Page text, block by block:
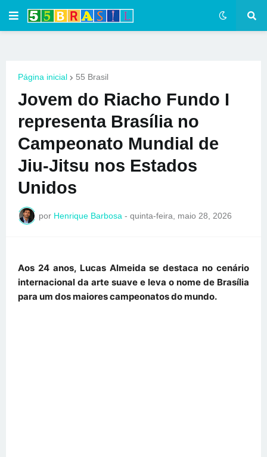
Página inicial 55 Brasil
Jovem do Riacho Fundo I
representa Brasília no
Campeonato Mundial de
Jiu-Jitsu nos Estados
Unidos
por Henrique Barbosa - quinta-feira, maio 28, 2026
Aos 24 anos, Lucas Almeida se destaca no cenário
internacional da arte suave e leva o nome de Brasília
para um dos maiores campeonatos do mundo.